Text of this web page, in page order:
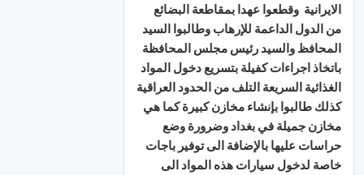
الايرانية وقطعوا عهدا بمقاطعة البضائع
من الدول الداعمة للإرهاب وطالبوا السيد
المحافظ والسيد رئيس مجلس المحافظة
باتخاذ اجراءات كفيلة بتسريع دخول المواد
الغذائية السريعة التلف من الحدود العراقية
كذلك طالبوا بإنشاء مخازن كبيرة كما هي
مخازن جميلة في بغداد وضرورة وضع
حراسات عليها بالإضافة الى توفير باجات
خاصة لدخول سيارات هذه المواد الى